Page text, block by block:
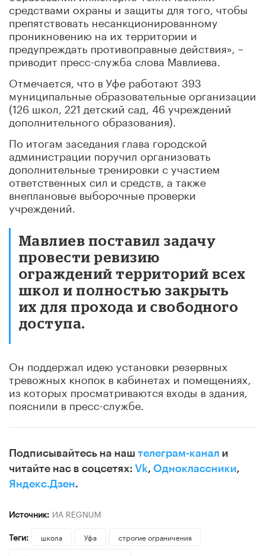
средствами охраны и защиты для того, чтобы
препятствовать несанкционированному
проникновению на их территории и
предупреждать противоправные действия», –
приводит пресс-служба слова Мавлиева.
Отмечается, что в Уфе работают 393
муниципальные образовательные организации
(126 школ, 221 детский сад, 46 учреждений
дополнительного образования).
По итогам заседания глава городской
администрации поручил организовать
дополнительные тренировки с участием
ответственных сил и средств, а также
внеплановые выборочные проверки
учреждений.
Мавлиев поставил задачу
провести ревизию
ограждений территорий всех
школ и полностью закрыть
их для прохода и свободного
доступа.
Он поддержал идею установки резервных
тревожных кнопок в кабинетах и помещениях,
из которых просматриваются входы в здания,
пояснили в пресс-службе.
Подписывайтесь на наш телеграм-канал и
читайте нас в соцсетях: Vk, Одноклассники,
Яндекс.Дзен.
Источник: ИА REGNUM
Теги:
школа Уфа
строгие ограничения